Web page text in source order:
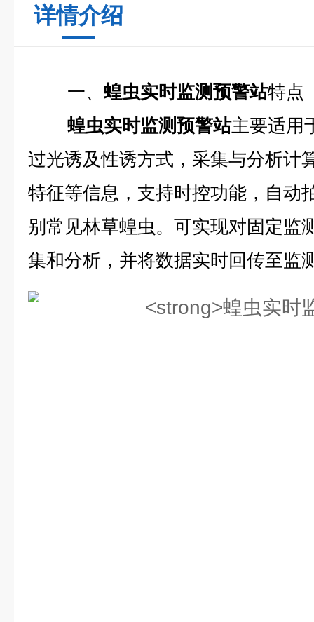
详情介绍
一、 蝗虫实时监测预警站特点
蝗虫实时监测预警站主要适用
过光诱及性诱方式，采集与分析计
特征等信息，支持时控功能，自动
别常见林草蝗虫。可实现对固定监
集和分析，并将数据实时回传至监